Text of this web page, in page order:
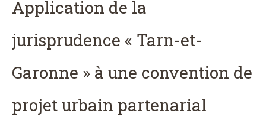
Application de la
jurisprudence « Tarn-et-
Garonne » à une convention de
projet urbain partenarial